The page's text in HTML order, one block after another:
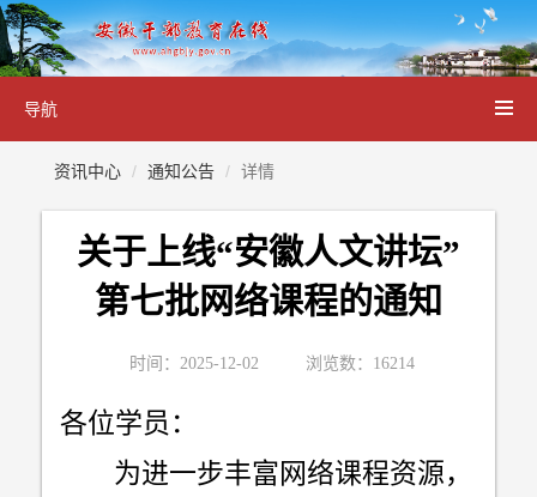
导航
资讯中心 通知公告 详情
关于上线“安徽人文讲坛”
第七批网络课程的通知
时间：2025-12-02 浏览数：16214
各位学员：
为进一步丰富网络课程资源，